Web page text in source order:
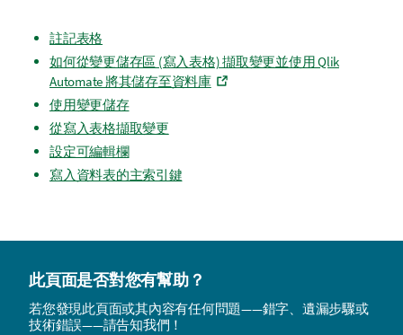
註記表格
如何從變更儲存區 (寫入表格) 擷取變更並使用 Qlik
Automate 將其儲存至資料庫
使用變更儲存
從寫入表格擷取變更
設定可編輯欄
寫入資料表的主索引鍵
此頁面是否對您有幫助？
若您發現此頁面或其內容有任何問題——錯字、遺漏步驟或
技術錯誤——請告知我們！